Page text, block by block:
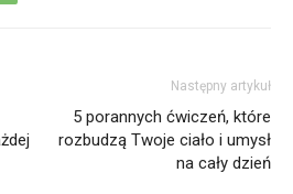
Następny artykuł
5 porannych ćwiczeń, które
rozbudzą Twoje ciało i umysł
na cały dzień